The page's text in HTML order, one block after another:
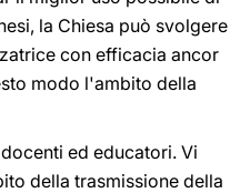
la Chiesa può svolgere
con efficacia ancor
modo l'ambito della
ed educatori. Vi
della trasmissione della